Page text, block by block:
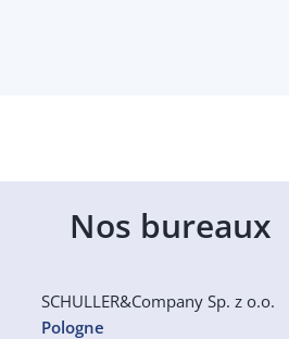
Nos bureaux
SCHULLER&Company Sp. z o.o.
Pologne